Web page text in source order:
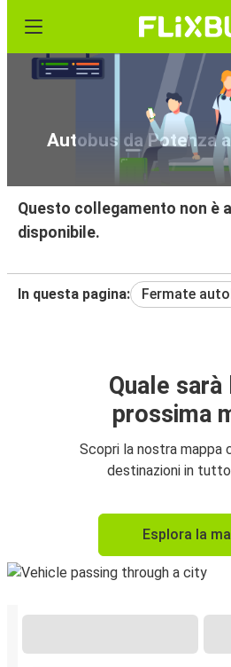
Autobus da Potenza
Questo collegamento non è
disponibile.
In questa pagina: Fermate
Quale sarà
prossima
Scopri la nostra mappa
destinazioni in
Esplora la